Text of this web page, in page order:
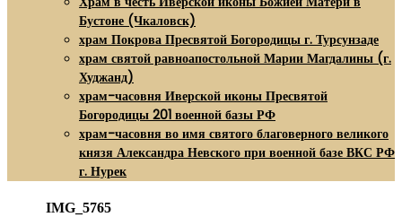
Бустоне (Чкаловск)
храм Покрова Пресвятой Богородицы г. Турсунзаде
храм святой равноапостольной Марии Магдалины (г.
Худжанд)
храм-часовня Иверской иконы Пресвятой
Богородицы 201 военной базы РФ
храм-часовня во имя святого благоверного великого
князя Александра Невского при военной базе ВКС РФ
г. Нурек
IMG_5765